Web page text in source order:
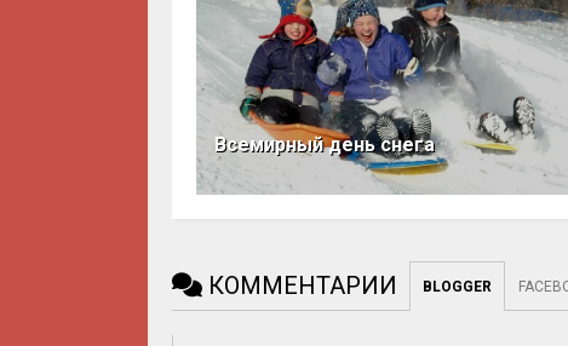
Всемирный день снега
КОММЕНТАРИИ BLOGGER